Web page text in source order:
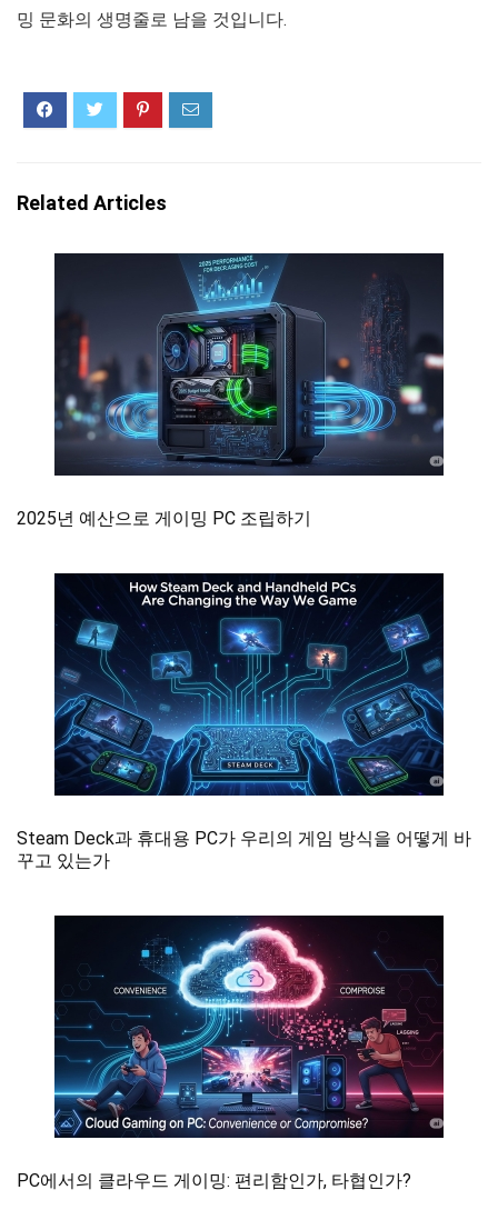
밍 문화의 생명줄로 남을 것입니다.
Related Articles
2025년 예산으로 게이밍 PC 조립하기
Steam Deck과 휴대용 PC가 우리의 게임 방식을 어떻게 바
꾸고 있는가
PC에서의 클라우드 게이밍: 편리함인가, 타협인가?